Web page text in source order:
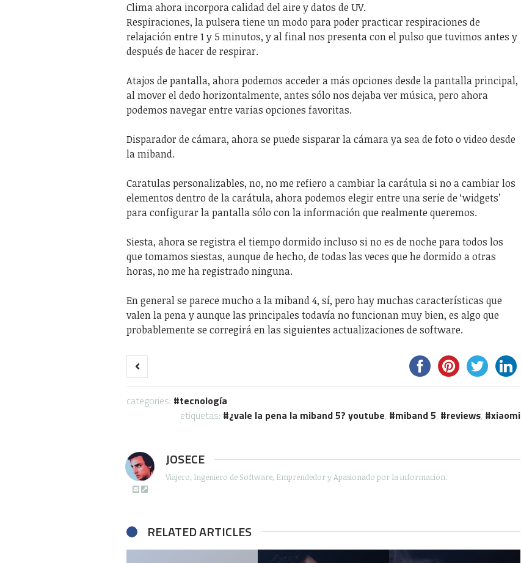
Clima ahora incorpora calidad del aire y datos de UV.
Respiraciones, la pulsera tiene un modo para poder practicar respiraciones de
relajación entre 1 y 5 minutos, y al final nos presenta con el pulso que tuvimos antes y
después de hacer de respirar.
Atajos de pantalla, ahora podemos acceder a más opciones desde la pantalla principal,
al mover el dedo horizontalmente, antes sólo nos dejaba ver música, pero ahora
podemos navegar entre varias opciones favoritas.
Disparador de cámara, ahora se puede sisparar la cámara ya sea de foto o video desde
la miband.
Caratulas personalizables, no, no me refiero a cambiar la carátula si no a cambiar los
elementos dentro de la carátula, ahora podemos elegir entre una serie de ‘widgets’
para configurar la pantalla sólo con la información que realmente queremos.
Siesta, ahora se registra el tiempo dormido incluso si no es de noche para todos los
que tomamos siestas, aunque de hecho, de todas las veces que he dormido a otras
horas, no me ha registrado ninguna.
En general se parece mucho a la miband 4, sí, pero hay muchas características que
valen la pena y aunque las principales todavía no funcionan muy bien, es algo que
probablemente se corregirá en las siguientes actualizaciones de software.
categories:
tecnología
etiquetas:
¿vale la pena la miband 5? youtube, miband 5, reviews, xiaomi
JOSECE
Viajero, Ingeniero de Software, Emprendedor y Apasionado por la información.
RELATED ARTICLES